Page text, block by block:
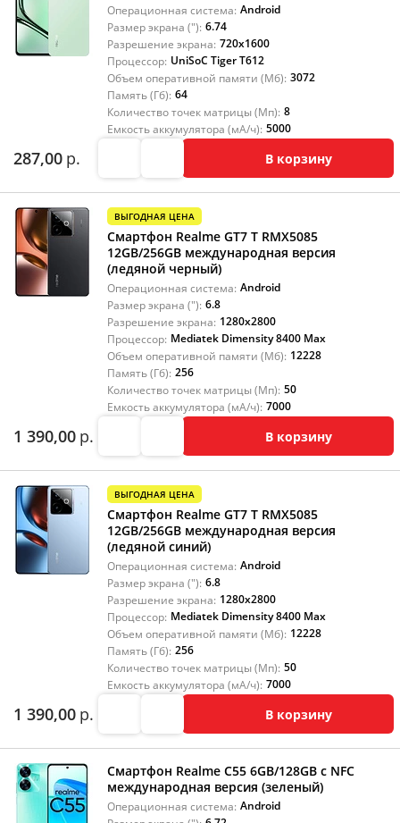
Операционная система: Android
Размер экрана ("): 6.74
Разрешение экрана: 720x1600
Процессор: UniSoC Tiger T612
Объем оперативной памяти (Мб): 3072
Память (Гб): 64
Количество точек матрицы (Мп): 8
Емкость аккумулятора (мА/ч): 5000
287,00 р. В корзину
ВЫГОДНАЯ ЦЕНА
Смартфон Realme GT7 T RMX5085
12GB/256GB международная версия
(ледяной черный)
Операционная система: Android
Размер экрана ("): 6.8
Разрешение экрана: 1280x2800
Процессор: Mediatek Dimensity 8400 Max
Объем оперативной памяти (Мб): 12228
Память (Гб): 256
Количество точек матрицы (Мп): 50
Емкость аккумулятора (мА/ч): 7000
1 390,00 р. В корзину
ВЫГОДНАЯ ЦЕНА
Смартфон Realme GT7 T RMX5085
12GB/256GB международная версия
(ледяной синий)
Операционная система: Android
Размер экрана ("): 6.8
Разрешение экрана: 1280x2800
Процессор: Mediatek Dimensity 8400 Max
Объем оперативной памяти (Мб): 12228
Память (Гб): 256
Количество точек матрицы (Мп): 50
Емкость аккумулятора (мА/ч): 7000
1 390,00 р. В корзину
Смартфон Realme C55 6GB/128GB с NFC
международная версия (зеленый)
Операционная система: Android